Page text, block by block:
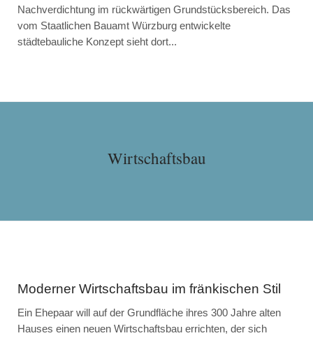
Nachverdichtung im rückwärtigen Grundstücksbereich. Das
vom Staatlichen Bauamt Würzburg entwickelte
städtebauliche Konzept sieht dort...
Wirtschaftsbau
Moderner Wirtschaftsbau im fränkischen Stil
Ein Ehepaar will auf der Grundfläche ihres 300 Jahre alten
Hauses einen neuen Wirtschaftsbau errichten, der sich